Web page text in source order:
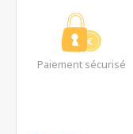
Paiement sécurisé